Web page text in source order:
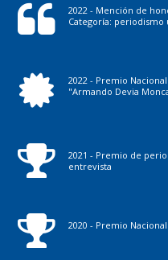
2022 - Mención de
Categoría: periodismo
2022 - Premio
"Armando Devia
2021 - Premio de
entrevista
2020 - Premio